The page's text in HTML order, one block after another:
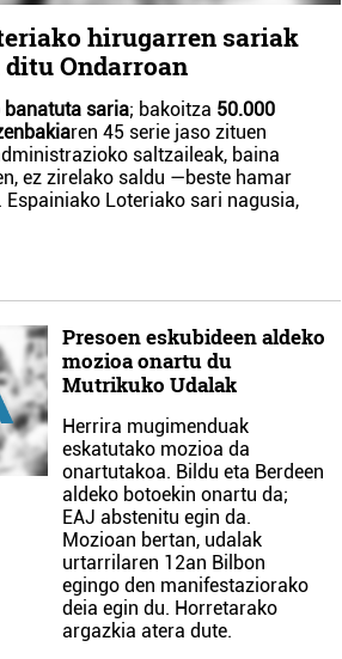
hirugarren sariak
Ondarroan
banatuta saria; bakoitza 50.000
ren 45 serie jaso zituen
saltzaileak, baina
ez zirelako saldu —beste hamar
Loteriako sari nagusia,
Presoen eskubideen aldeko
mozioa onartu du
Mutrikuko Udalak
Herrira mugimenduak
eskatutako mozioa da
onartutakoa. Bildu eta Berdeen
aldeko botoekin onartu da;
EAJ abstenitu egin da.
Mozioan bertan, udalak
urtarrilaren 12an Bilbon
egingo den manifestaziorako
deia egin du. Horretarako
argazkia atera dute.